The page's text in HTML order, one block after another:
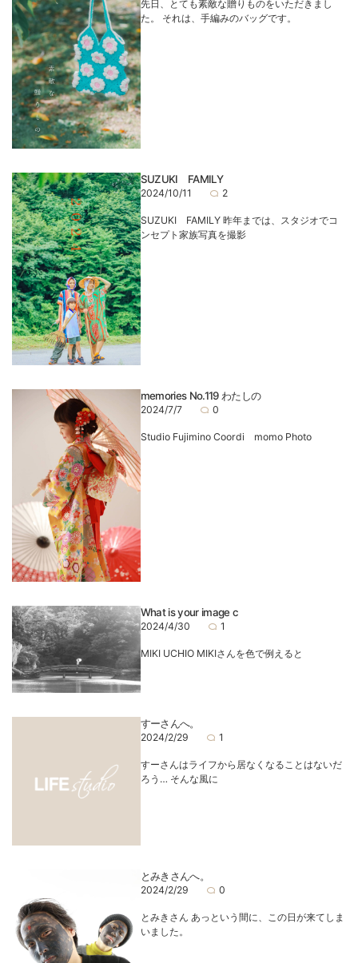
先日、とても素敵な贈りものをいただきまし
た。 それは、手編みのバッグです。
SUZUKI FAMILY
2024/10/11 2
SUZUKI FAMILY 昨年までは、スタジオでコ
ンセプト家族写真を撮影
memories No.119 わたしの
2024/7/7 0
Studio Fujimino Coordi momo Photo
What is your image c
2024/4/30 1
MIKI UCHIO MIKIさんを色で例えると
すーさんへ。
2024/2/29 1
すーさんはライフから居なくなることはないだ
ろう… そんな風に
とみきさんへ。
2024/2/29 0
とみきさん あっという間に、この日が来てしま
いました。